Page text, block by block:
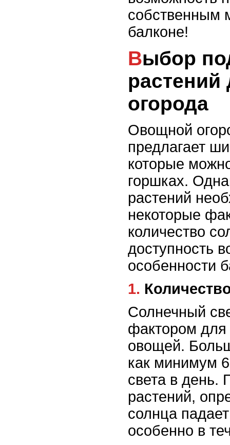
собственным
балконе!
Выбор подходящих
огорода
Овощной
предлагает
которые
горшках.
растений
некоторые
количество
доступность
особенности
1.
Солнечный
фактором
овощей.
как минимум
света в день.
растений,
солнца
особенно в